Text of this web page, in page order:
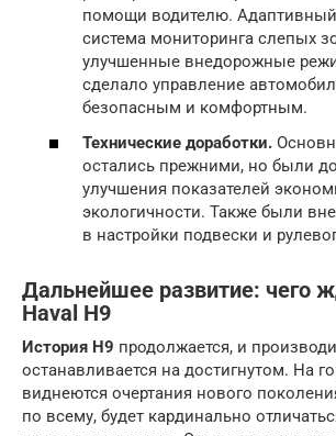
помощи водителю. Адаптивный
система мониторинга слепых
улучшенные внедорожные
сделало управление
безопасным и комфортным.
Технические доработки.
остались прежними, но были
улучшения показателей
экологичности. Также были
в настройки подвески и
Дальнейшее развитие: чего
Haval H9
История H9 продолжается, и
останавливается на достигнутом. На
виднеются очертания нового
по всему, будет кардинально